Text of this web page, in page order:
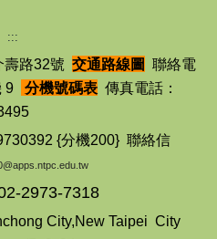
:::
壽路32號 交通路線圖 聯絡電
9
分機號碼表 傳真電話：
{分機200} 聯絡信
2973-7318
City,New Taipei City